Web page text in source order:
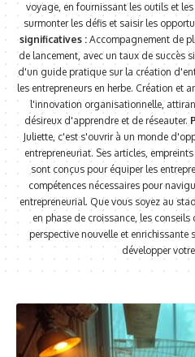
voyage, en fournissant les outils et
surmonter les défis et saisir les
significatives : Accompagnement de
de lancement, avec un taux de succès
d'un guide pratique sur la création
les entrepreneurs en herbe. Création et
l'innovation organisationnelle,
désireux d'apprendre et de réseauter.
Juliette, c'est s'ouvrir à un monde
entrepreneuriat. Ses articles,
sont conçus pour équiper les
compétences nécessaires pour
entrepreneurial. Que vous soyez au
en phase de croissance, les
perspective nouvelle et enrichissante
développer